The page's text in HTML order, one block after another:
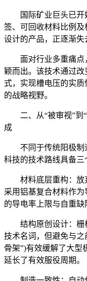
国际矿业巨头已开
签、可回收材料比例
设计的产品，正逐渐失
面对行业多重痛点
颖而出。该技术通过
式，实现槽电压的实
的战略视野。
二、从“被审视”到“
成
不同于传统阳极制
科技的技术路线具备三
材料底层重构：放
采用铝基复合材料作
的导电率上限与自重缺
结构原创设计：栅
技术名词，但避免与之
骨架”)有效缓解了大型
延长了有效服役周期。